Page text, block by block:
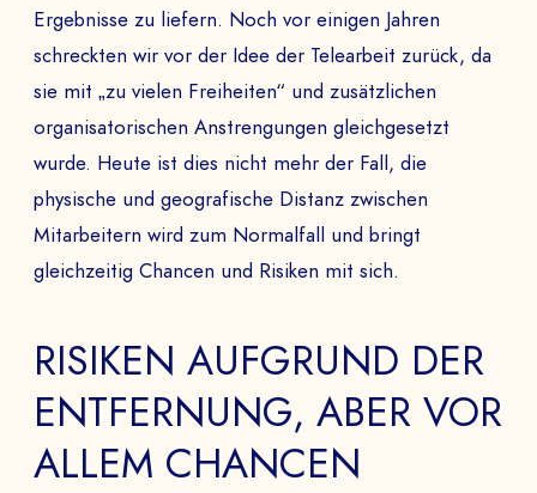
Ergebnisse zu liefern. Noch vor einigen Jahren
schreckten wir vor der Idee der Telearbeit zurück, da
sie mit „zu vielen Freiheiten“ und zusätzlichen
organisatorischen Anstrengungen gleichgesetzt
wurde. Heute ist dies nicht mehr der Fall, die
physische und geografische Distanz zwischen
Mitarbeitern wird zum Normalfall und bringt
gleichzeitig Chancen und Risiken mit sich.
RISIKEN AUFGRUND DER
ENTFERNUNG, ABER VOR
ALLEM CHANCEN